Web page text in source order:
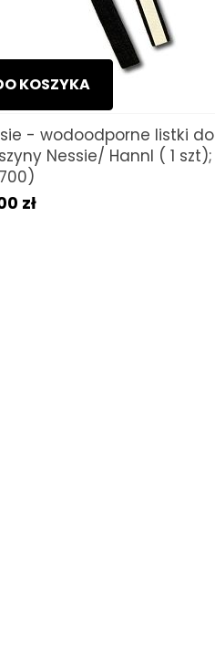
KOSZYKA
- wodoodporne listki do
Nessie/ Hannl ( 1 szt);
zł